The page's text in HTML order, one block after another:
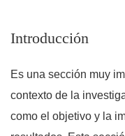
Introducción
Es una sección muy
contexto de la
como el objetivo y la